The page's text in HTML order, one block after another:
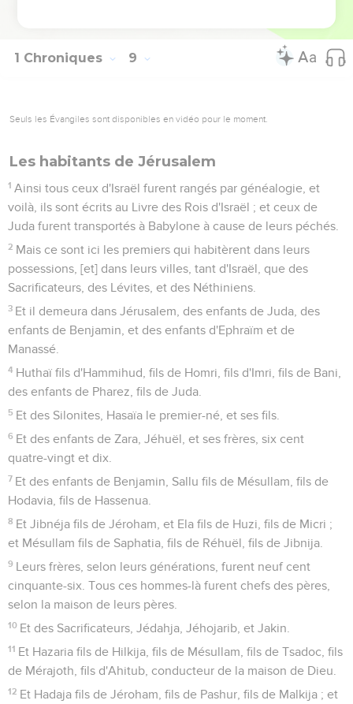
fils, jusqu'à cent cinquante ; tous des enfants de Benjamin.
1 Chroniques 9
Seuls les Évangiles sont disponibles en vidéo pour le moment.
Les habitants de Jérusalem
1 Ainsi tous ceux d'Israël furent rangés par généalogie, et
voilà, ils sont écrits au Livre des Rois d'Israël ; et ceux de
Juda furent transportés à Babylone à cause de leurs péchés.
2 Mais ce sont ici les premiers qui habitèrent dans leurs
possessions, [et] dans leurs villes, tant d'Israël, que des
Sacrificateurs, des Lévites, et des Néthiniens.
3 Et il demeura dans Jérusalem, des enfants de Juda, des
enfants de Benjamin, et des enfants d'Ephraïm et de
Manassé.
4 Huthaï fils d'Hammihud, fils de Homri, fils d'Imri, fils de Bani,
des enfants de Pharez, fils de Juda.
5 Et des Silonites, Hasaïa le premier-né, et ses fils.
6 Et des enfants de Zara, Jéhuël, et ses frères, six cent
quatre-vingt et dix.
7 Et des enfants de Benjamin, Sallu fils de Mésullam, fils de
Hodavia, fils de Hassenua.
8 Et Jibnéja fils de Jéroham, et Ela fils de Huzi, fils de Micri ;
et Mésullam fils de Saphatia, fils de Réhuël, fils de Jibnija.
9 Leurs frères, selon leurs générations, furent neuf cent
cinquante-six. Tous ces hommes-là furent chefs des pères,
selon la maison de leurs pères.
10 Et des Sacrificateurs, Jédahja, Jéhojarib, et Jakin.
11 Et Hazaria fils de Hilkija, fils de Mésullam, fils de Tsadoc, fils
de Mérajoth, fils d'Ahitub, conducteur de la maison de Dieu.
12 Et Hadaja fils de Jéroham, fils de Pashur, fils de Malkija ; et